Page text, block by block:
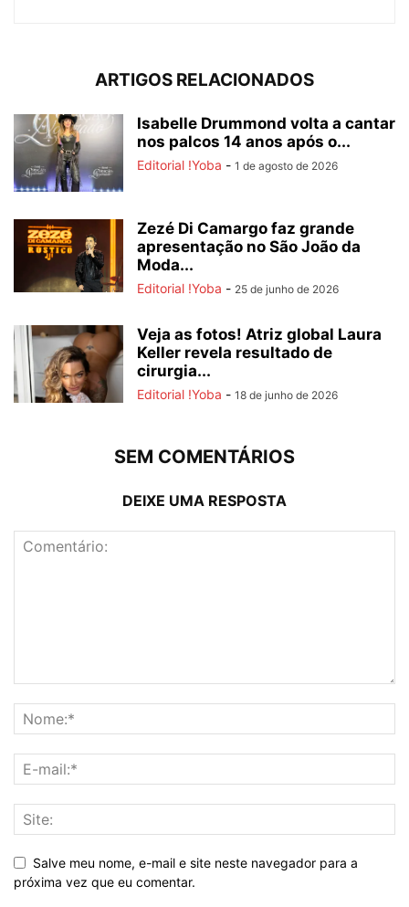
ARTIGOS RELACIONADOS
Isabelle Drummond volta a cantar
nos palcos 14 anos após o...
Editorial !Yoba - 1 de agosto de 2026
Zezé Di Camargo faz grande
apresentação no São João da
Moda...
Editorial !Yoba - 25 de junho de 2026
Veja as fotos! Atriz global Laura
Keller revela resultado de
cirurgia...
Editorial !Yoba - 18 de junho de 2026
SEM COMENTÁRIOS
DEIXE UMA RESPOSTA
Salve meu nome, e-mail e site neste navegador para a
próxima vez que eu comentar.